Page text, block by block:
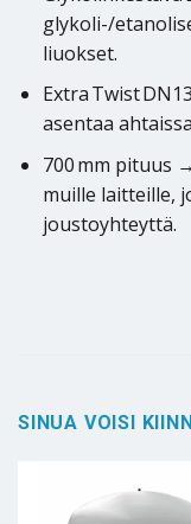
glykoli-/
liuokset.
Extra Twist
asentaa
700 mm pituus
muille laitteille,
joustoyhteyttä.
SINUA VOISI